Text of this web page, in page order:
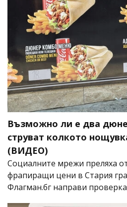
Възможно ли е два
струват колкото
(ВИДЕО)
Социалните мрежи преляха
фрапиращи цени в Стария
Флагман.бг направи